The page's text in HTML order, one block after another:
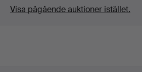
Visa pågående auktioner istället.